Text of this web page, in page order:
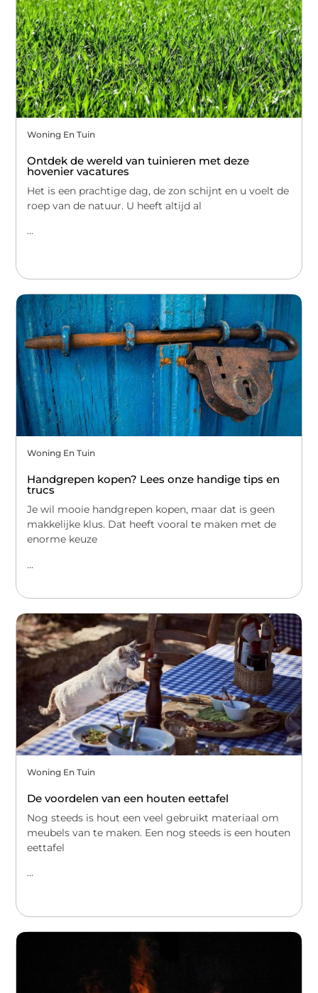
Woning En Tuin
Ontdek de wereld van tuinieren met deze
hovenier vacatures
Het is een prachtige dag, de zon schijnt en u voelt de
roep van de natuur. U heeft altijd al
...
Woning En Tuin
Handgrepen kopen? Lees onze handige tips en
trucs
Je wil mooie handgrepen kopen, maar dat is geen
makkelijke klus. Dat heeft vooral te maken met de
enorme keuze
...
Woning En Tuin
De voordelen van een houten eettafel
Nog steeds is hout een veel gebruikt materiaal om
meubels van te maken. Een nog steeds is een houten
eettafel
...